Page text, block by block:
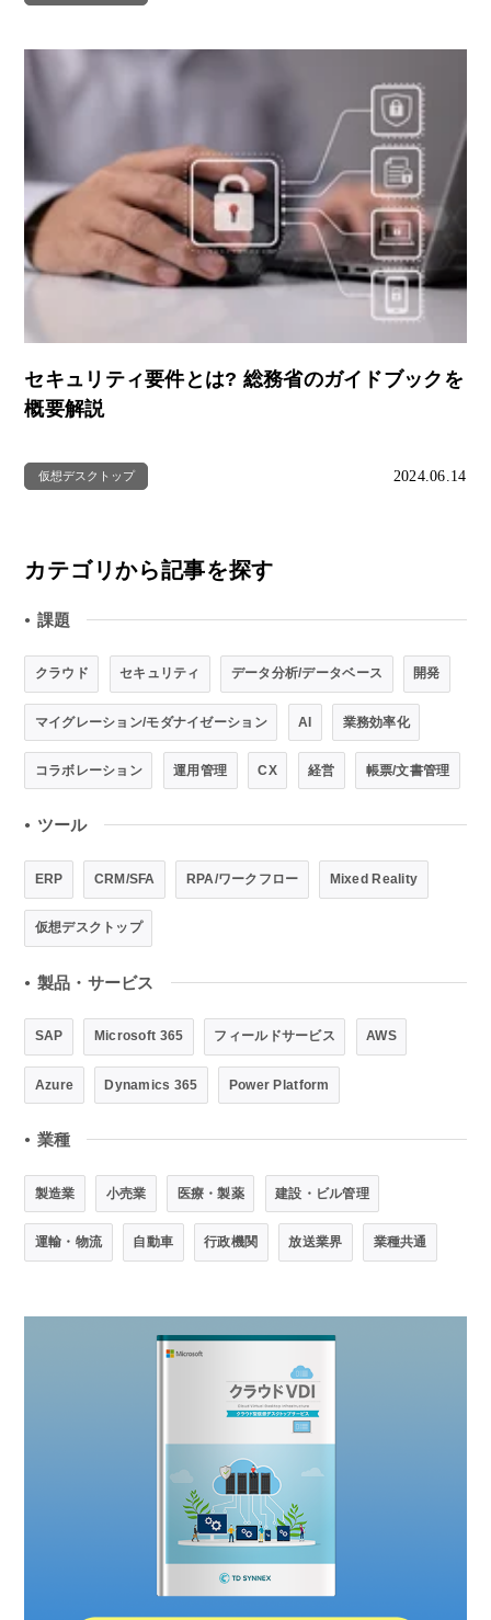
セキュリティ要件とは? 総務省のガイドブックを
概要解説
仮想デスクトップ 2024.06.14
カテゴリから記事を探す
● 課題
クラウド セキュリティ データ分析/データベース 開発
マイグレーション/モダナイゼーション AI 業務効率化
コラボレーション 運用管理 CX 経営 帳票/文書管理
● ツール
ERP CRM/SFA RPA/ワークフロー Mixed Reality
仮想デスクトップ
● 製品・サービス
SAP Microsoft 365 フィールドサービス AWS
Azure Dynamics 365 Power Platform
● 業種
製造業 小売業 医療・製薬 建設・ビル管理
運輸・物流 自動車 行政機関 放送業界 業種共通